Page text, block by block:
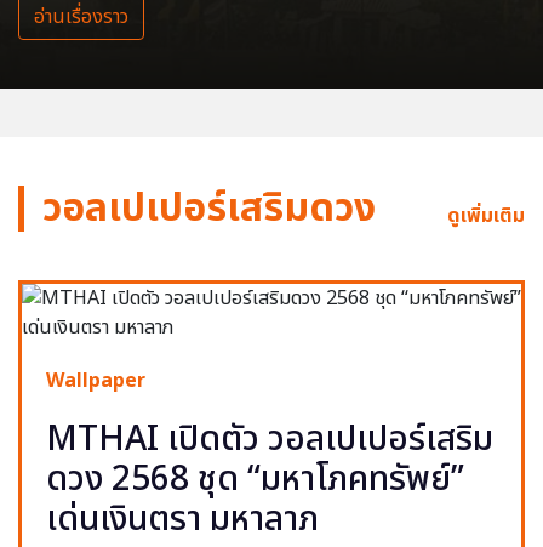
อ่านเรื่องราว
วอลเปเปอร์เสริมดวง ดูเพิ่มเติม
Wallpaper
MTHAI เปิดตัว วอลเปเปอร์เสริม
ดวง 2568 ชุด “มหาโภคทรัพย์”
เด่นเงินตรา มหาลาภ